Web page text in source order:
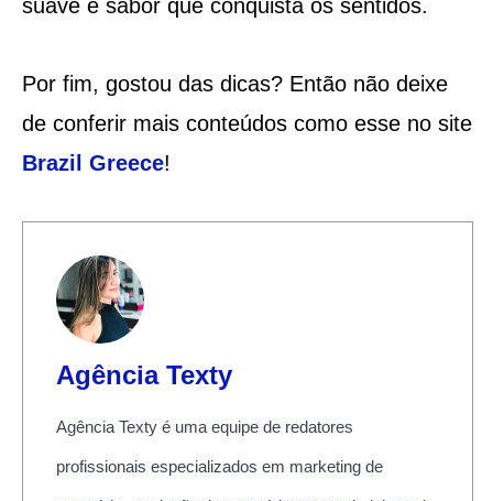
suave e sabor que conquista os sentidos.
Por fim, gostou das dicas? Então não deixe
de conferir mais conteúdos como esse no site
Brazil Greece!
Agência Texty
Agência Texty é uma equipe de redatores
profissionais especializados em marketing de